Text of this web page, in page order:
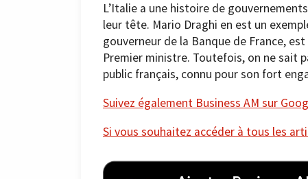
L’Italie a une histoire de
leur tête. Mario Draghi en est un
gouverneur de la Banque de France,
Premier ministre. Toutefois, on ne sait
public français, connu pour son fort
Suivez également Business AM sur
Si vous souhaitez accéder à tous les